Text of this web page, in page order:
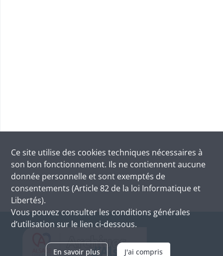
Ce site utilise des cookies techniques nécessaires à
son bon fonctionnement. Ils ne contiennent aucune
donnée personnelle et sont exemptés de
consentements (Article 82 de la loi Informatique et
Libertés).
Vous pouvez consulter les conditions générales
d’utilisation sur le lien ci-dessous.
En savoir plus J'ai compris